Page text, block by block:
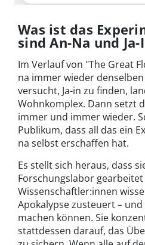
Was ist das
sind An-Na und Ja-
Im Verlauf von "The Great
na immer wieder
versucht, Ja-in zu finden,
Wohnkomplex. Dann setzt
immer und immer wieder.
Publikum, dass all das ein
na selbst erschaffen hat.
Es stellt sich heraus, dass
Forschungslabor
Wissenschaftler:innen
Apokalypse zusteuert –
machen können. Sie
stattdessen darauf, das